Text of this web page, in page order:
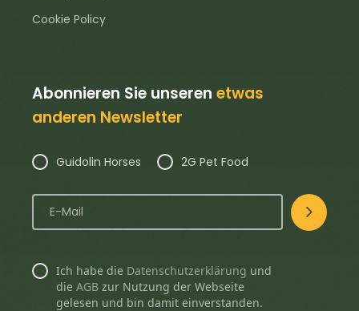
Cookie Policy
Abonnieren Sie unserenetwas
anderen Newsletter
Guidolin Horses 2G Pet Food
Ich habe die Datenschutzerklärung und
dieAGB zur Nutzung der Webseite
gelesen und bin damit einverstanden.